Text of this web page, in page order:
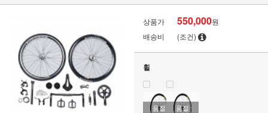
상품가 550,000원
배송비
(조건)
휠
품절 품절